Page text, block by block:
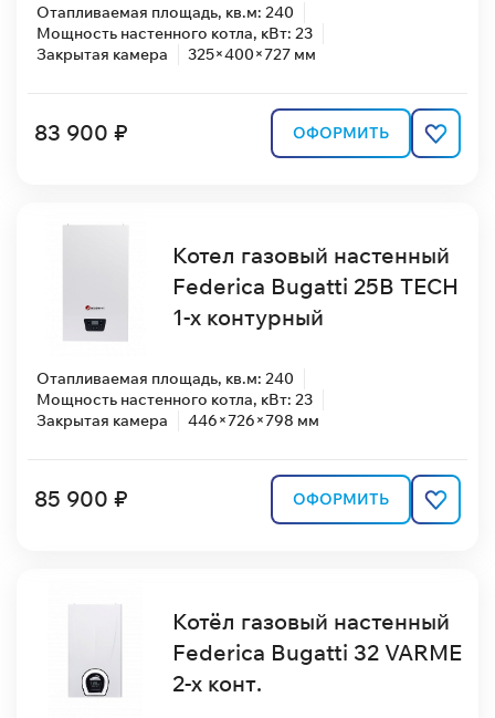
Отапливаемая площадь, кв.м: 240
Мощность настенного котла, кВт: 23
Закрытая камера
325×400×727 мм
83 900 ₽ ОФОРМИТЬ
Котел газовый настенный
Federica Bugatti 25В TECH
1-х контурный
Отапливаемая площадь, кв.м: 240
Мощность настенного котла, кВт: 23
Закрытая камера
446×726×798 мм
85 900 ₽ ОФОРМИТЬ
Котёл газовый настенный
Federica Bugatti 32 VARME
2-х конт.